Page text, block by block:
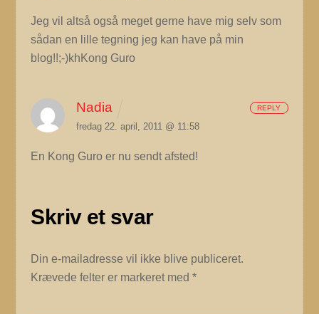
Jeg vil altså også meget gerne have mig selv som
sådan en lille tegning jeg kan have på min
blog!!;-)khKong Guro
Nadia
fredag 22. april, 2011 @ 11:58
En Kong Guro er nu sendt afsted!
REPLY
Skriv et svar
Din e-mailadresse vil ikke blive publiceret.
Krævede felter er markeret med*